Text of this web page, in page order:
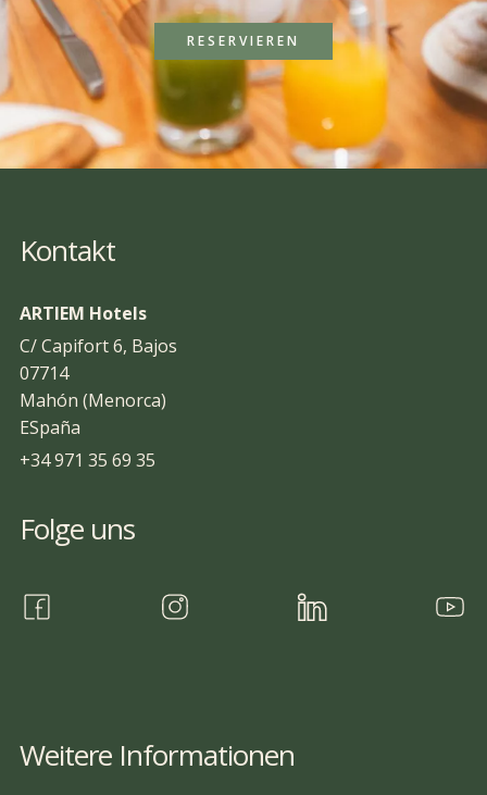
RESERVIEREN
Kontakt
ARTIEM Hotels
C/ Capifort 6, Bajos
07714
Mahón (Menorca)
ESpaña
+34 971 35 69 35
Folge uns
Weitere Informationen